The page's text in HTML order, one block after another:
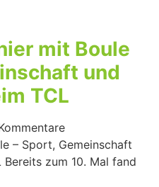
mit Boule
und
TCL
– Sport, Gemeinschaft
zum 10. Mal fand